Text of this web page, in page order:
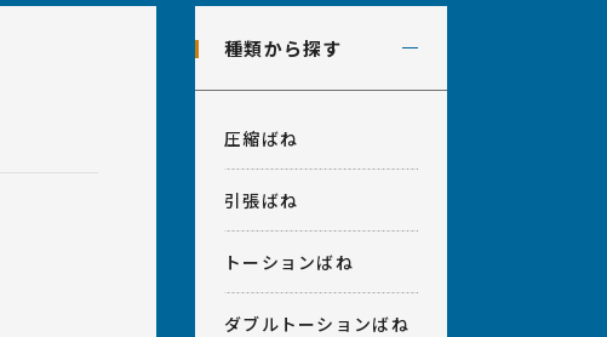
設計相談・アフターフォロー
ベンダー加工、プレス加工、
その他
途・業界からばねを探す
会社概要
種類から探す
圧縮ばね
引張ばね
トーションばね
ダブルトーションばね